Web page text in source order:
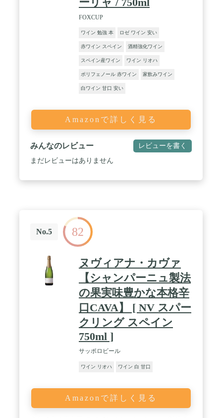
FOXCUP
ワイン 勉強 本 ロゼ ワイン 安い
赤ワイン スペイン 酒精強化ワイン
スペイン産ワイン ワイン リオハ
ポリフェノール 赤ワイン 家飲みワイン
白ワイン 甘口 安い
Amazonで詳しく見る
みんなのレビュー レビューを書く
まだレビューはありません
No.5 82
ヌヴィアナ・カヴァ
【シャンパーニュ製法
の果実味豊かな本格辛
口CAVA】 [ NV スパー
クリング スペイン
750ml ]
サッポロビール
ワイン リオハ ワイン 白 甘口
Amazonで詳しく見る